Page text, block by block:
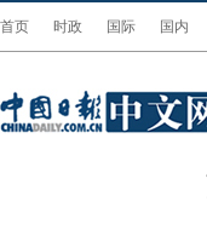
首页 时政 国际 国内